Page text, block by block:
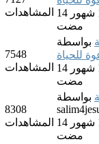
المشاهدات 14 سنوات 10 شهور
مضت
7548
المشاهدات
بواسطة
للحياة
14 سنوات 10 شهور
مضت
8308
المشاهدات
بواسطة
14 سنوات 10 شهور
مضت